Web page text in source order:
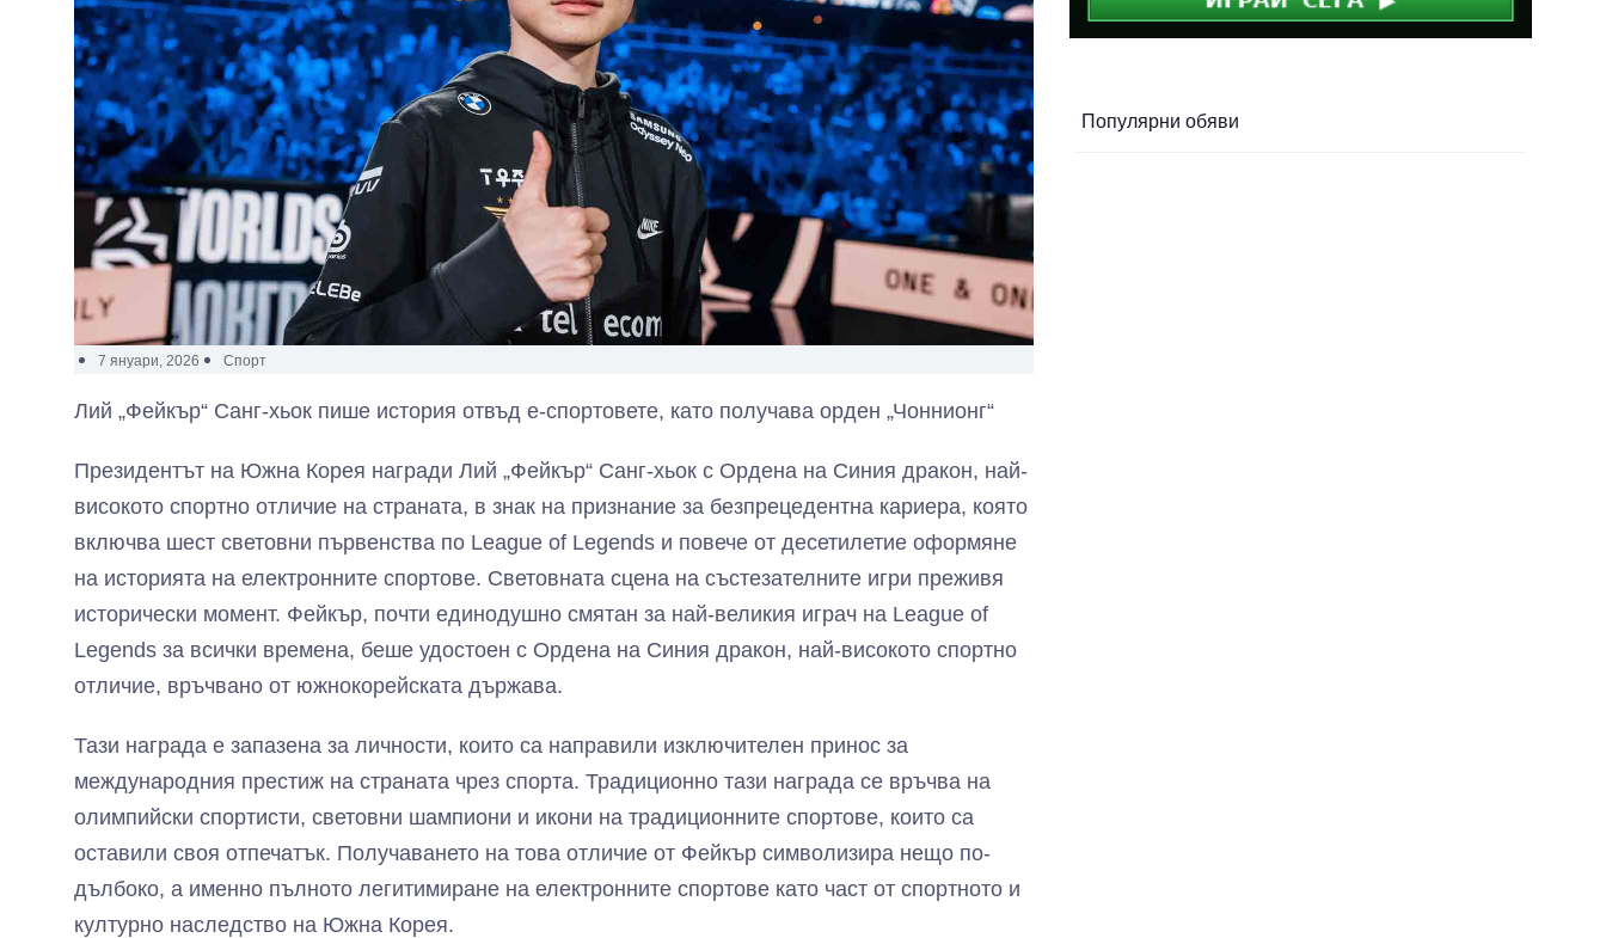
7 януари, 2026 Спорт
Лий „Фейкър“ Санг-хьок пише история отвъд е-спортовете, като получава орден „Чоннионг“
Президентът на Южна Корея награди Лий „Фейкър“ Санг-хьок с Ордена на Синия дракон, най-
високото спортно отличие на страната, в знак на признание за безпрецедентна кариера, която
включва шест световни първенства по League of Legends и повече от десетилетие оформяне
на историята на електронните спортове. Световната сцена на състезателните игри преживя
исторически момент. Фейкър, почти единодушно смятан за най-великия играч на League of
Legends за всички времена, беше удостоен с Ордена на Синия дракон, най-високото спортно
отличие, връчвано от южнокорейската държава.
Тази награда е запазена за личности, които са направили изключителен принос за
международния престиж на страната чрез спорта. Традиционно тази награда се връчва на
олимпийски спортисти, световни шампиони и икони на традиционните спортове, които са
оставили своя отпечатък. Получаването на това отличие от Фейкър символизира нещо по-
дълбоко, а именно пълното легитимиране на електронните спортове като част от спортното и
културно наследство на Южна Корея.
Популярни обяви